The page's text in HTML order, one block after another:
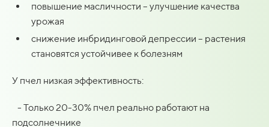
повышение масличности – улучшение качества
урожая
снижение инбридинговой депрессии – растения
становятся устойчивее к болезням
У пчел низкая эффективность:
- Только 20-30% пчел реально работают на
подсолнечнике